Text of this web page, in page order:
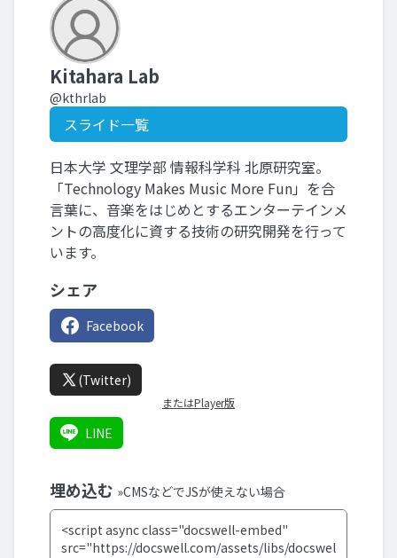
Kitahara Lab
@kthrlab
スライド一覧
日本大学 文理学部 情報科学科 北原研究室。
「Technology Makes Music More Fun」を合
言葉に、音楽をはじめとするエンターテインメ
ントの高度化に資する技術の研究開発を行って
います。
シェア
Facebook
(Twitter)
またはPlayer版
LINE
埋め込む »CMSなどでJSが使えない場合